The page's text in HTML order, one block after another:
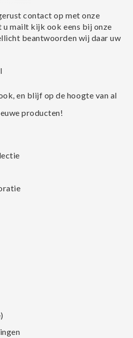
contact op met onze
mailt kijk ook eens bij onze
beantwoorden wij daar uw
en blijf op de hoogte van al
producten!